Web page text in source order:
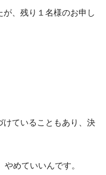
、残り１名様のお申し
けていることもあり、決
やめていいんです。